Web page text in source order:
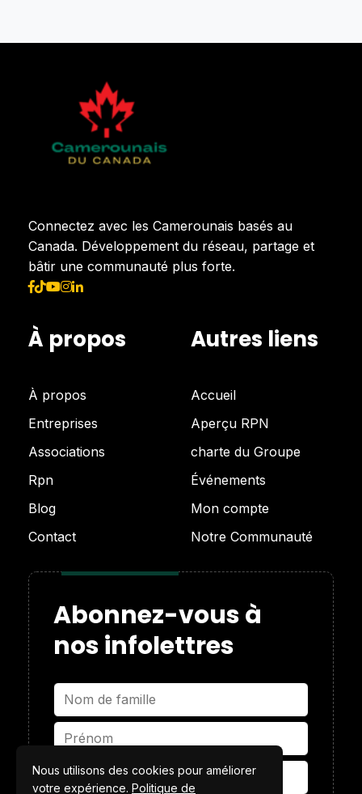
Connectez avec les Camerounais basés au
Canada. Développement du réseau, partage et
bâtir une communauté plus forte.
À propos
À propos
Entreprises
Associations
Rpn
Blog
Contact
Autres liens
Accueil
Aperçu RPN
charte du Groupe
Événements
Mon compte
Notre Communauté
Abonnez-vous à
nos infolettres
Nous utilisons des cookies pour améliorer
votre expérience. Politique de